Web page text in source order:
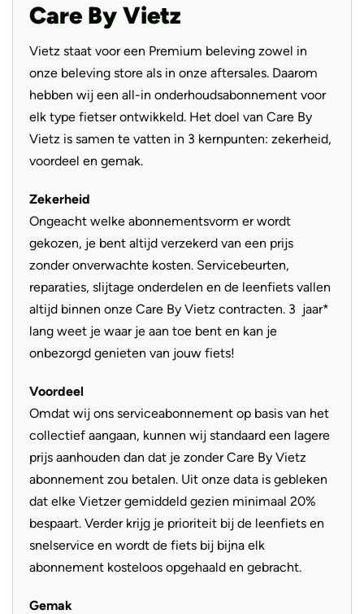
Aandrijving Riem
Care By Vietz
Vietz staat voor een Premium beleving zowel in
onze beleving store als in onze aftersales. Daarom
hebben wij een all-in onderhoudsabonnement voor
elk type fietser ontwikkeld. Het doel van Care By
Vietz is samen te vatten in 3 kernpunten: zekerheid,
voordeel en gemak.
Zekerheid
Ongeacht welke abonnementsvorm er wordt
gekozen, je bent altijd verzekerd van een prijs
zonder onverwachte kosten. Servicebeurten,
reparaties, slijtage onderdelen en de leenfiets vallen
altijd binnen onze Care By Vietz contracten. 3 jaar*
lang weet je waar je aan toe bent en kan je
onbezorgd genieten van jouw fiets!
Voordeel
Omdat wij ons serviceabonnement op basis van het
collectief aangaan, kunnen wij standaard een lagere
prijs aanhouden dan dat je zonder Care By Vietz
abonnement zou betalen. Uit onze data is gebleken
dat elke Vietzer gemiddeld gezien minimaal 20%
bespaart. Verder krijg je prioriteit bij de leenfiets en
snelservice en wordt de fiets bij bijna elk
abonnement kosteloos opgehaald en gebracht.
Gemak